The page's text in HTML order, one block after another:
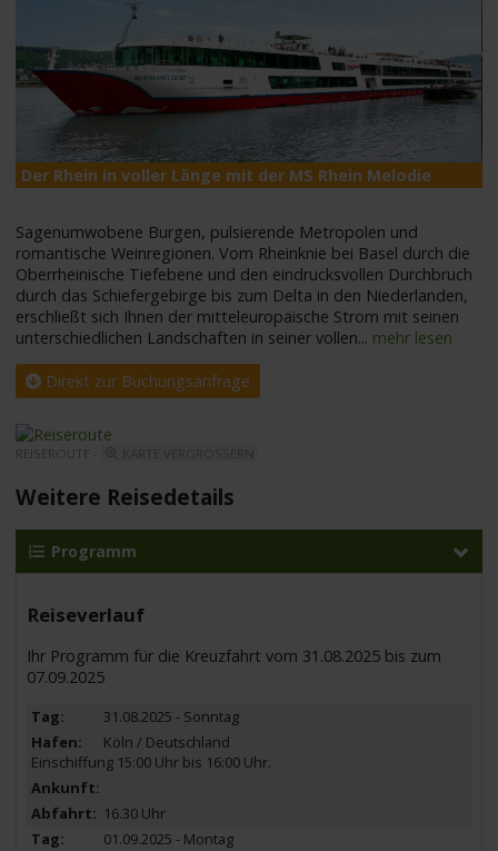
Suche
Der Rhein in voller Länge mit der MS Rhein Melodie
Sagenumwobene Burgen, pulsierende Metropolen und
romantische Weinregionen. Vom Rheinknie bei Basel durch die
Oberrheinische Tiefebene und den eindrucksvollen Durchbruch
durch das Schiefergebirge bis zum Delta in den Niederlanden,
erschließt sich Ihnen der mitteleuropäische Strom mit seinen
unterschiedlichen Landschaften in seiner vollen... mehr lesen
Direkt zur Buchungsanfrage
REISEROUTE -
Weitere Reisedetails
Programm
Reiseverlauf
Ihr Programm für die Kreuzfahrt vom 31.08.2025 bis zum
07.09.2025
31.08.2025 - Sonntag
Köln / Deutschland
Einschiffung 15:00 Uhr bis 16:00 Uhr.
16.30 Uhr
01.09.2025 - Montag